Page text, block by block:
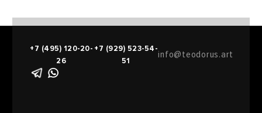
+7 (495) 120-20-
26
+7 (929) 523-54-
51
info@teodorus.art